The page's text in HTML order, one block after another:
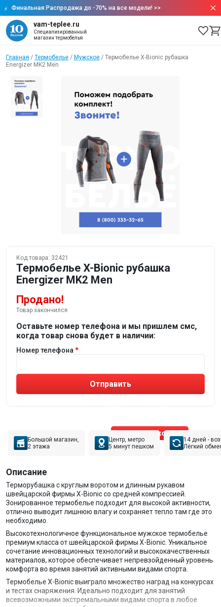
Финальная Распродажа до -70% на все модели! >>
vam-teplee.ru
Специализированный
магазин термобелья
Главная / Термобелье / Мужское / Термобелье X-Bionic рубашка
Energizer MK2 Men
Код товара: 32421
Термобелье X-Bionic рубашка
Energizer MK2 Men
Продано!
Товар закончился
Оставьте номер телефона и мы пришлем смс,
когда товар снова будет в наличии:
Номер телефона
Отправить
Позвонить эксперту
Большой магазин,
2 этажа
Центр, метро
5 минут пешком
14 дней -
Лёгкий
Описание
Терморубашка с круглым воротом и длинным рукавом
швейцарской фирмы X-Bionic со средней компрессией.
Зонированное термобелье подходит для высокой активности,
отлично выводит лишнюю влагу и сохраняет тепло там где это
необходимо.
Высокотехнологичное функциональное мужское термобелье
премиум класса от швейцарской фирмы X-Bionic. Уникальное
сочетание инновационных технологий и высококачественных
материалов, которое обеспечивает непревзойденный уровень
комфорта во время занятий активными видами спорта.
Термобелье X-Bionic выиграло множество наград на конкурсах
и тестах снаряжения. Идеально подходит для занятий
всевозможными экстремальными видами спорта в любое